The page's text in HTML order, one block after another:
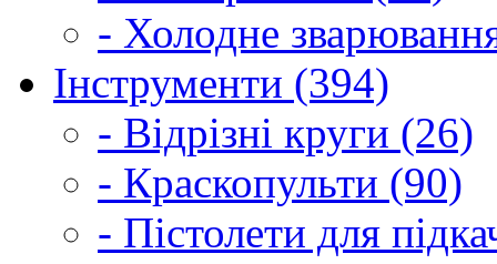
- Холодне
Інструменти (394)
- Відрізні круги (26)
- Краскопульти (90)
- Пістолети для